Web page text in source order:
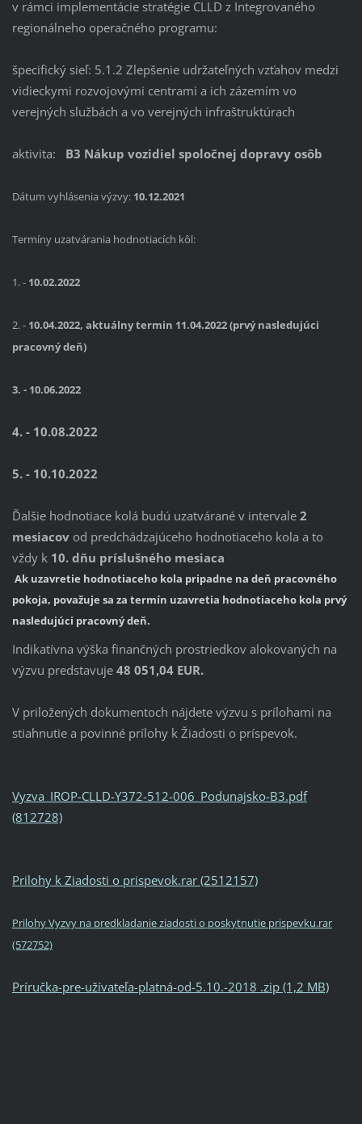
v rámci implementácie stratégie CLLD z Integrovaného
regionálneho operačného programu:
špecifický sieľ: 5.1.2 Zlepšenie udržateľných vzťahov medzi
vidieckymi rozvojovými centrami a ich zázemím vo
verejných službách a vo verejných infraštruktúrach
aktivita: B3 Nákup vozidiel spoločnej dopravy osôb
Dátum vyhlásenia výzvy: 10.12.2021
Termíny uzatvárania hodnotiacích kôl:
1. - 10.02.2022
2. - 10.04.2022, aktuálny termin 11.04.2022 (prvý nasledujúci
pracovný deň)
3. - 10.06.2022
4. - 10.08.2022
5. - 10.10.2022
Ďalšie hodnotiace kolá budú uzatvárané v intervale 2
mesiacovod predchádzajúceho hodnotiaceho kola a to
vždy k 10. dňu príslušného mesiaca
Ak uzavretie hodnotiaceho kola pripadne na deň pracovného
pokoja, považuje sa za termín uzavretia hodnotiaceho kola prvý
nasledujúci pracovný deň.
Indikatívna výška finančných prostriedkov alokovaných na
výzvu predstavuje 48 051,04 EUR.
V priložených dokumentoch nájdete výzvu s prílohami na
stiahnutie a povinné prílohy k Žiadosti o príspevok.
Vyzva_IROP-CLLD-Y372-512-006_Podunajsko-B3.pdf
(812728)
Prilohy k Ziadosti o prispevok.rar (2512157)
Prilohy Vyzvy na predkladanie ziadosti o poskytnutie prispevku.rar
(572752)
Príručka-pre-užívateľa-platná-od-5.10.-2018 .zip (1,2 MB)